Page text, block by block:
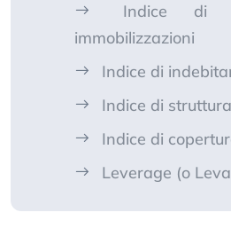
Indice di
immobilizzazioni
Indice di
Indice di
Indice di
Leverage (o